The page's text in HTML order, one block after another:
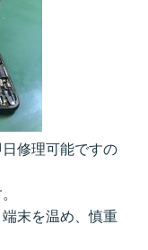
修理可能ですの
末を温め、慎重